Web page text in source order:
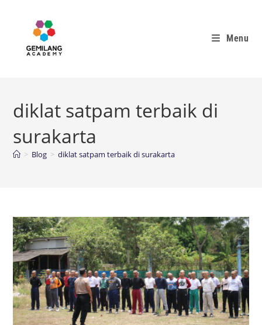
Menu
diklat satpam terbaik di
surakarta
> Blog > diklat satpam terbaik di surakarta